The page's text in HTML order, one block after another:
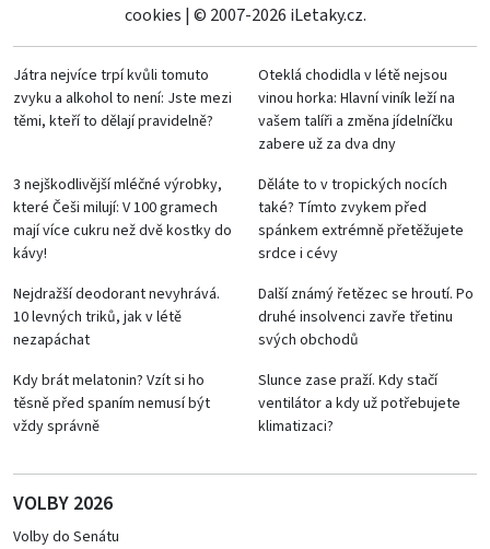
cookies | © 2007-2026 iLetaky.cz.
Játra nejvíce trpí kvůli tomuto
zvyku a alkohol to není: Jste mezi
těmi, kteří to dělají pravidelně?
Oteklá chodidla v létě nejsou
vinou horka: Hlavní viník leží na
vašem talíři a změna jídelníčku
zabere už za dva dny
3 nejškodlivější mléčné výrobky,
které Češi milují: V 100 gramech
mají více cukru než dvě kostky do
kávy!
Děláte to v tropických nocích
také? Tímto zvykem před
spánkem extrémně přetěžujete
srdce i cévy
Nejdražší deodorant nevyhrává.
10 levných triků, jak v létě
nezapáchat
Další známý řetězec se hroutí. Po
druhé insolvenci zavře třetinu
svých obchodů
Kdy brát melatonin? Vzít si ho
těsně před spaním nemusí být
vždy správně
Slunce zase praží. Kdy stačí
ventilátor a kdy už potřebujete
klimatizaci?
VOLBY 2026
Volby do Senátu